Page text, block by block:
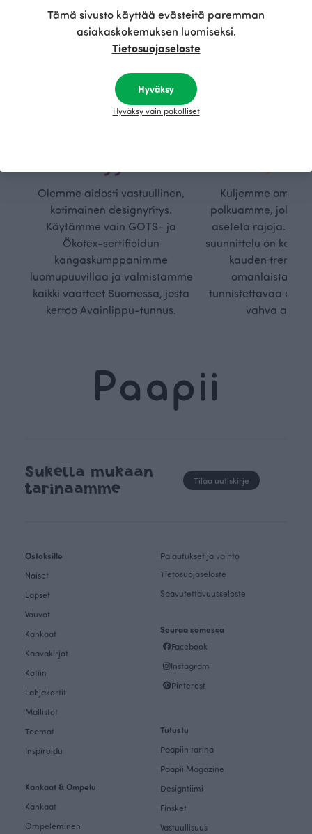
Olemme aidosti vastuullinen,
kotimainen designyritys.
Käytämme vain GOTS- ja
Ökotex-sertifioidun
kangaskumppanimme
luomupuuvillaa ja valmistamme
kaikki vaatteet Suomessa, josta
kertoo Avainlippu-tunnus.
Kuljemme omaa,
polkuamme, jolla
aseteta rajoja.
suunnittelu on
kauden
omanlaista,
tunnistettavaa
vahva
Sukella mukaan
tarinaamme
Tilaa uutiskirje
Ostoksille
Naiset
Lapset
Vauvat
Kankaat
Kaavakirjat
Kotiin
Lahjakortit
Mallistot
Teemat
Inspiroidu
Kankaat & Ompelu
Kankaat
Ompeleminen
Palautukset ja vaihto
Tietosuojaseloste
Saavutettavuusseloste
Seuraa somessa
Facebook
Instagram
Pinterest
Tutustu
Paapiin tarina
Paapii Magazine
Designtiimi
Finsket
Vastuullisuus
Tämä sivusto käyttää evästeitä paremman
asiakaskokemuksen luomiseksi.
Tietosuojaseloste
Hyväksy
Hyväksy vain pakolliset